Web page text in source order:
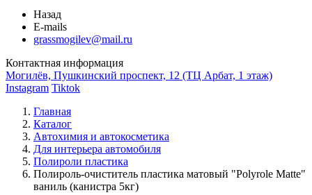
Назад
E-mails
grassmogilev@mail.ru
Контактная информация
Могилёв, Пушкинский проспект, 12 (ТЦ Арбат, 1 этаж)
Instagram Tiktok
Главная
Каталог
Автохимия и автокосметика
Для интерьера автомобиля
Полироли пластика
Полироль-очиститель пластика матовый "Polyrole Matte"
ваниль (канистра 5кг)